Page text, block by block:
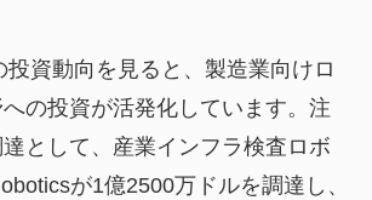
投資動向を見ると、製造業向けロ
の投資が活発化しています。注
として、産業インフラ検査ロボ
が1億2500万ドルを調達し、